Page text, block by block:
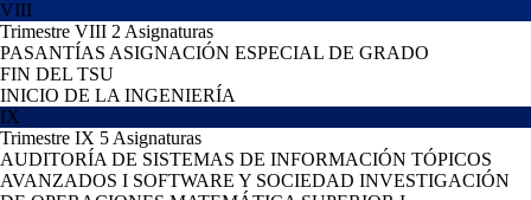
VIII
Trimestre VIII 2 Asignaturas
PASANTÍAS ASIGNACIÓN ESPECIAL DE GRADO
FIN DEL TSU
INICIO DE LA INGENIERÍA
IX
Trimestre IX 5 Asignaturas
AUDITORÍA DE SISTEMAS DE INFORMACIÓN TÓPICOS
AVANZADOS I SOFTWARE Y SOCIEDAD INVESTIGACIÓN